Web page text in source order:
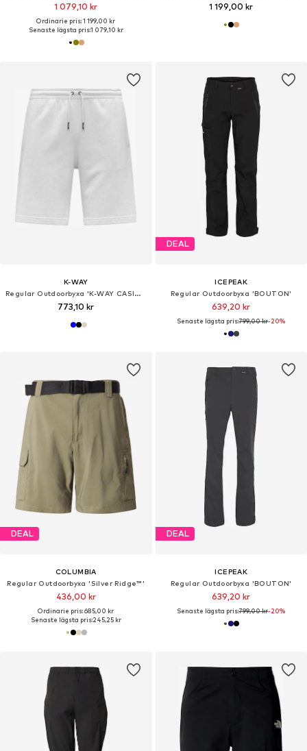
1 079,10 kr
Ordinarie pris: 1 199,00 kr
Senaste lägsta pris:1 079,10 kr
1 199,00 kr
K-WAY
Regular Outdoorbyxa 'K-WAY CASIMIR POLY COTTON BERMUDA'
773,10 kr
DEAL
ICEPEAK
Regular Outdoorbyxa 'BOUTON'
639,20 kr
Senaste lägsta pris:799,00 kr-20%
DEAL
COLUMBIA
Regular Outdoorbyxa 'Silver Ridge™'
436,00 kr
Ordinarie pris: 685,00 kr
Senaste lägsta pris:245,25 kr
DEAL
ICEPEAK
Regular Outdoorbyxa 'BOUTON'
639,20 kr
Senaste lägsta pris:799,00 kr-20%